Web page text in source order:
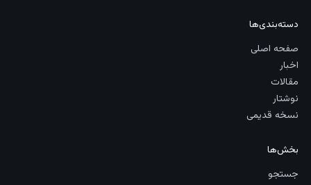
دسته‌بندی‌ها
صفحه اصلی
اخبار
مقالات
نوشتار
نسخه قدیمی
بخش‌ها
جستجو